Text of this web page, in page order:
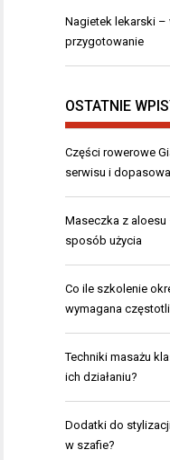
Nagietek lekarski
przygotowanie
OSTATNIE
Części rowerowe
serwisu i
Maseczka z
sposób użycia
Co ile szkolenie
wymagana
Techniki masażu
ich działaniu?
Dodatki do
w szafie?